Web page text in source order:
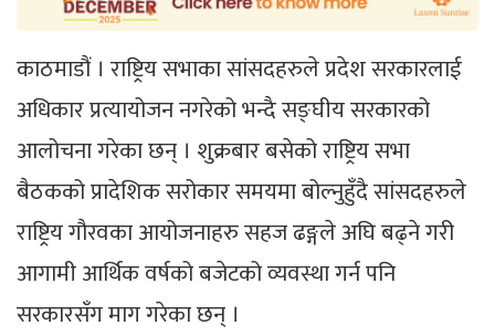
काठमाडौं । राष्ट्रिय सभाका सांसदहरुले प्रदेश सरकारलाई
अधिकार प्रत्यायोजन नगरेको भन्दै सङ्घीय सरकारको
आलोचना गरेका छन् । शुक्रबार बसेको राष्ट्रिय सभा
बैठकको प्रादेशिक सरोकार समयमा बोल्नुहुँदै सांसदहरुले
राष्ट्रिय गौरवका आयोजनाहरु सहज ढङ्गले अघि बढ्ने गरी
आगामी आर्थिक वर्षको बजेटको व्यवस्था गर्न पनि
सरकारसँग माग गरेका छन् ।